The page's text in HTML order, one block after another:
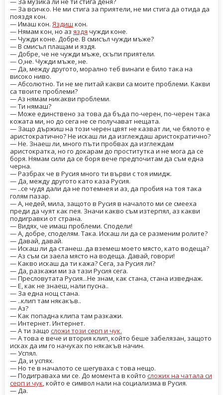
— За всичко. Не ми стига за приятели, не ми стига да отида да
пояздя кон.
— Имаш кон. Яздиш кон.
— Нямам кон, но аз яздя чужди коне.
— Чужди коне. Добре. В смисъл чужди мъже?
— В смисъл плащам и яздя.
— Добре, че не чужди мъже, скъпи приятели.
— О,не. Чужди мъже, не.
— Да, между другото, морално теб винаги е било така на
високо ниво.
— Абсолютно. Ти не ме питай какви са моите проблеми. Какви
са твоите проблеми?
— Аз нямам никакви проблеми.
— Ти нямаш?
— Може единствено за това да бъда по-черен, по-черен така
кожата ми, но до сега не се получават нещата.
— Защо държиш на този черен цвят не казват ли, че бялото е
аристократично? Не искаш ли да изглеждаш аристократично?
— Не. Знаеш ли, много пъти пробвах да изглеждам
аристократка, но го докарам до проститутка и не мога да се
боря. Нямам сили да се боря вече предпочитам да съм една
черна.
— Разбрах че в Русия много ти върви с тоя имидж.
— Да, между другото като каза Русия.
— ..се чудя дали да не потемнея и аз, да пробия на тоя така
голям пазар.
— А, недей, мила, защото в Русия в началото ми се смееха
преди да чуят как пея. Значи какво съм изтерпял, аз какви
подигравки от страна.
— Видях, че имаш проблеми. Сподели!
— А, добре, споделям. Така. Искаш ли да се разменим ролите?
— Давай, давай.
— Искаш ли да станеш..да вземеш моето място, като водеща?
— Аз съм си заела място на водеща. Давай, говори!
— Какво искаш да ти кажа? Сега, за Русия ли?
— Да, разкажи ми за тази Русия сега.
— Пресловутата Русия...Не знам, как стана, стана изведнаж.
— Е, как не знаеш, нали пусна..
— За една нощ стана.
— ..клип там някакъв..
— Аз?
— Как попадна клипа там разкажи.
— Интернет. Интернет.
— А ти защо сложи този серп и чук.
— А това е вече и втория клип, който беше забелязан, защото
исках да им го начуках по някакъв начин.
— Успял.
— Да, и успях.
— Но те в началото се шегуваха с това нещо.
— Подиграваха ми се. До момента в който сложих на чатала си
серп и чук, който е символ нали на социализма в Русия.
— Да.